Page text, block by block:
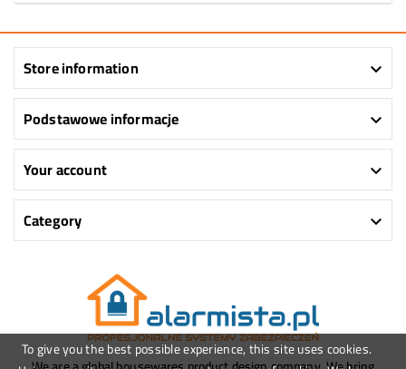
To give you the best possible experience, this site uses cookies.
Store information 
Podstawowe informacje 
Your account 
Category 